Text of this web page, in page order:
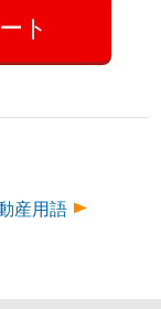
ト
産用語